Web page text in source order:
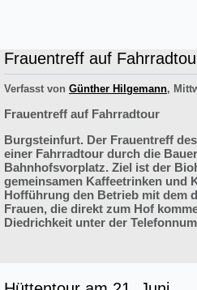
Frauentreff auf
Verfasst von Günther Hilgemann,
Frauentreff auf Fahrradtour
Burgsteinfurt. Der Frauentreff
einer Fahrradtour durch die
Bahnhofsvorplatz. Ziel ist der
gemeinsamen Kaffeetrinken und
Hofführung den Betrieb mit dem
Frauen, die direkt zum Hof
Diedrichkeit unter der